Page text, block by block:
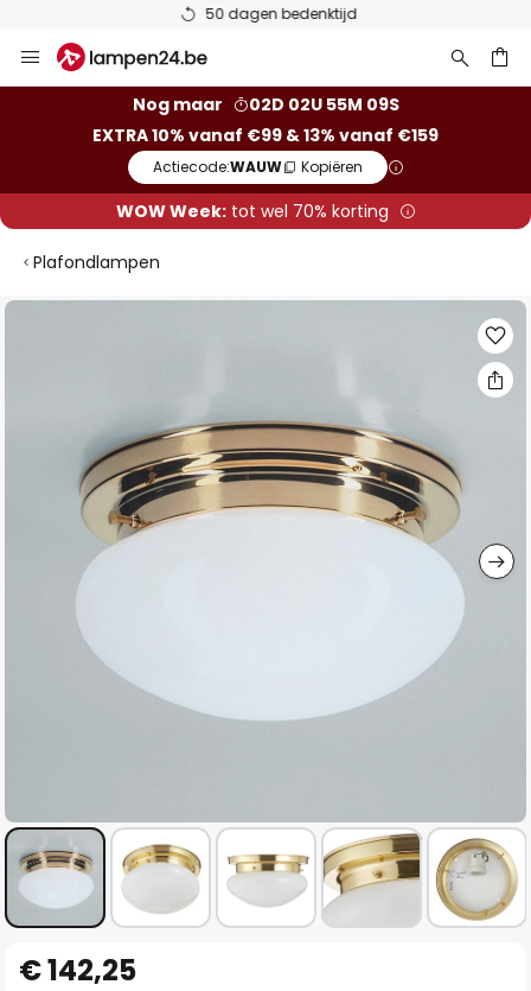
50 dagen bedenktijd
naar
Nog maar
02D 02U 55M 09S
EXTRA 10% vanaf €99 & 13% vanaf €159
Actiecode:WAUW Kopiëren
WOW Week:tot wel 70% korting
Plafondlampen
Ga
afbeeldingen-
naar
€ 142,25